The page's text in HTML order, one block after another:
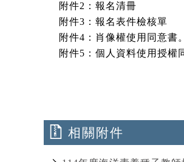
附件2：報名清冊
附件3：報名表件檢核單
附件4：肖像權使用同意書。
附件5：個人資料使用授權
相關附件